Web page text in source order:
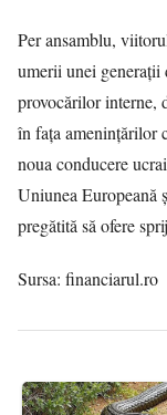
Per ansamblu,
umerii unei generații
provocărilor interne,
în fața amenințărilor
noua conducere
Uniunea Europeană
pregătită să ofere
Sursa: financiarul.ro